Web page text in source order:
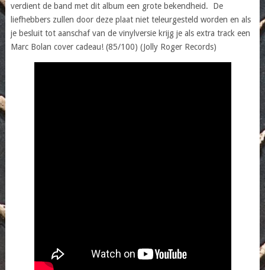
verdient de band met dit album een grote bekendheid. De
liefhebbers zullen door deze plaat niet teleurgesteld worden en als
je besluit tot aanschaf van de vinylversie krijg je als extra track een
Marc Bolan cover cadeau! (85/100) (Jolly Roger Records)